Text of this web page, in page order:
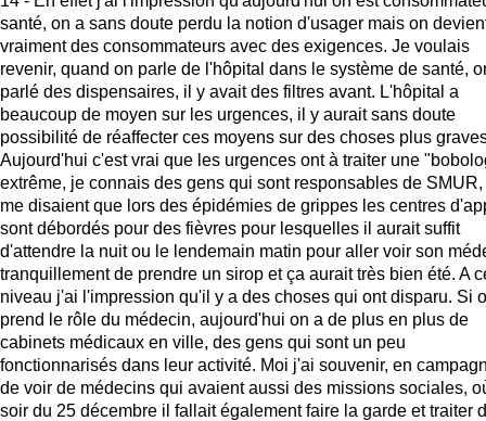
santé, on a sans doute perdu la notion d'usager mais on
vraiment des consommateurs avec des exigences. Je voulais
revenir, quand on parle de l'hôpital dans le système de santé,
parlé des dispensaires, il y avait des filtres avant. L'hôpital a
beaucoup de moyen sur les urgences, il y aurait sans doute
possibilité de réaffecter ces moyens sur des choses plus
Aujourd'hui c'est vrai que les urgences ont à traiter une
extrême, je connais des gens qui sont responsables de
me disaient que lors des épidémies de grippes les centres
sont débordés pour des fièvres pour lesquelles il aurait suffit
d'attendre la nuit ou le lendemain matin pour aller voir son
tranquillement de prendre un sirop et ça aurait très bien été. A
niveau j'ai l'impression qu'il y a des choses qui ont disparu. Si
prend le rôle du médecin, aujourd'hui on a de plus en plus de
cabinets médicaux en ville, des gens qui sont un peu
fonctionnarisés dans leur activité. Moi j'ai souvenir, en
de voir de médecins qui avaient aussi des missions sociales,
soir du 25 décembre il fallait également faire la garde et traiter